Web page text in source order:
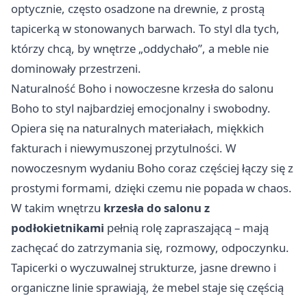
optycznie, często osadzone na drewnie, z prostą
tapicerką w stonowanych barwach. To styl dla tych,
którzy chcą, by wnętrze „oddychało”, a meble nie
dominowały przestrzeni.
Naturalność Boho i nowoczesne krzesła do salonu
Boho to styl najbardziej emocjonalny i swobodny.
Opiera się na naturalnych materiałach, miękkich
fakturach i niewymuszonej przytulności. W
nowoczesnym wydaniu Boho coraz częściej łączy się z
prostymi formami, dzięki czemu nie popada w chaos.
W takim wnętrzu krzesła do salonu z
podłokietnikami pełnią rolę zapraszającą – mają
zachęcać do zatrzymania się, rozmowy, odpoczynku.
Tapicerki o wyczuwalnej strukturze, jasne drewno i
organiczne linie sprawiają, że mebel staje się częścią